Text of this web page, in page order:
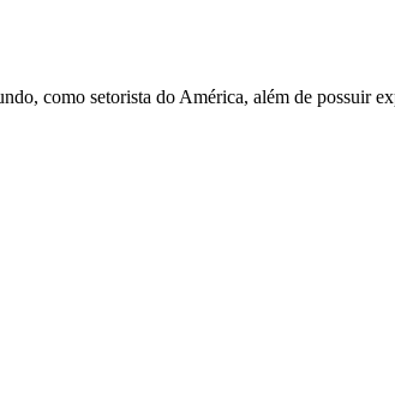
como setorista do América, além de possuir